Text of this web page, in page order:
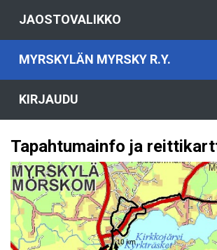
JAOSTOVALIKKO
MYRSKYLÄN MYRSKY R.Y.
KIRJAUDU
Tapahtumainfo ja